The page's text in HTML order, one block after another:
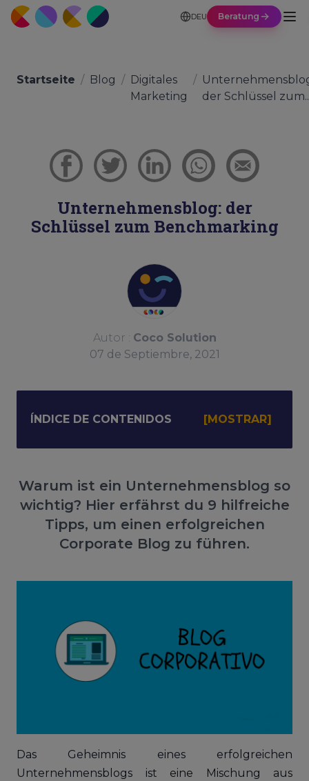
DEU Beratung
Startseite / Blog / Digitales
Marketing
/
der Schlüssel
Unternehmensblog: der
Schlüssel zum Benchmarking
Autor : Coco Solution
07 de Septiembre, 2021
ÍNDICE DE CONTENIDOS
Warum ist ein Unternehmensblog so
wichtig? Hier erfährst du 9 hilfreiche
Tipps, um einen erfolgreichen
Corporate Blog zu führen.
Das Geheimnis eines erfolgreichen
Unternehmensblogs ist eine Mischung aus